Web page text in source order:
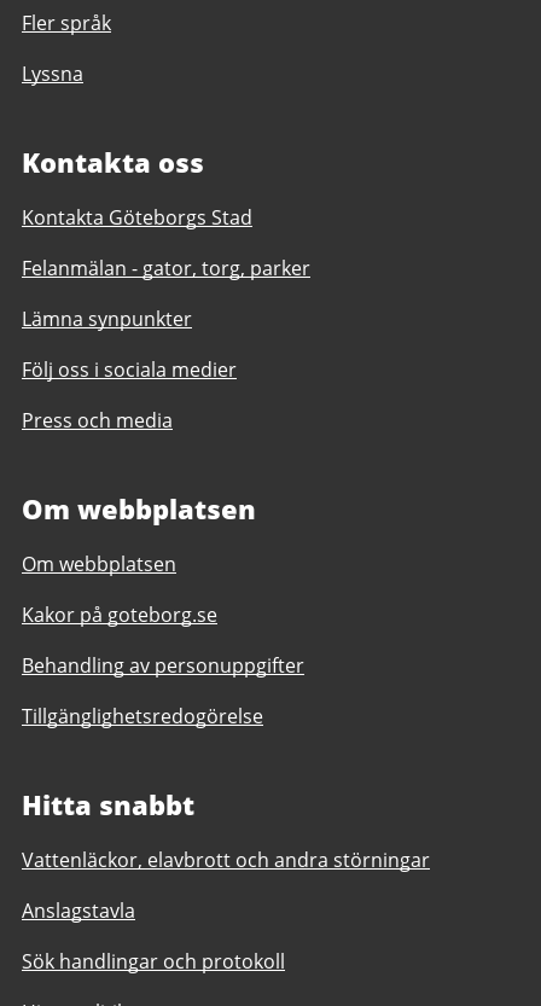
Fler språk
Lyssna
Kontakta oss
Kontakta Göteborgs Stad
Felanmälan - gator, torg, parker
Lämna synpunkter
Följ oss i sociala medier
Press och media
Om webbplatsen
Om webbplatsen
Kakor på goteborg.se
Behandling av personuppgifter
Tillgänglighetsredogörelse
Hitta snabbt
Vattenläckor, elavbrott och andra störningar
Anslagstavla
Sök handlingar och protokoll